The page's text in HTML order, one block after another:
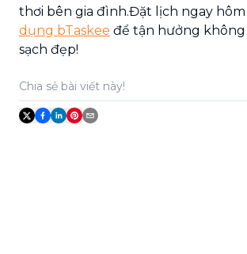
thơi bên gia đình.Đặt lịch ngay
dụng bTaskee để tận hưởng không
sạch đẹp!
Chia sẻ bài viết này!